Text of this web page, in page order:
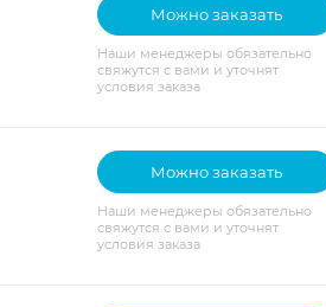
Можно заказать
Наши менеджеры обязательно
свяжутся с вами и уточнят
условия заказа
Можно заказать
Наши менеджеры обязательно
свяжутся с вами и уточнят
условия заказа